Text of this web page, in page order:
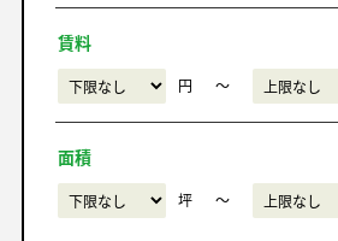
賃料
円 〜
面積
坪 〜